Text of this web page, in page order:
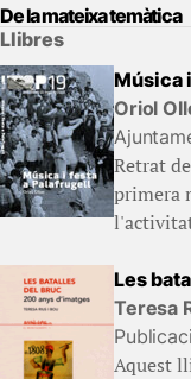
De la mateixa temàtica
Llibres
Música
Oriol
Retrat
primera
Les
Teresa
Aquest